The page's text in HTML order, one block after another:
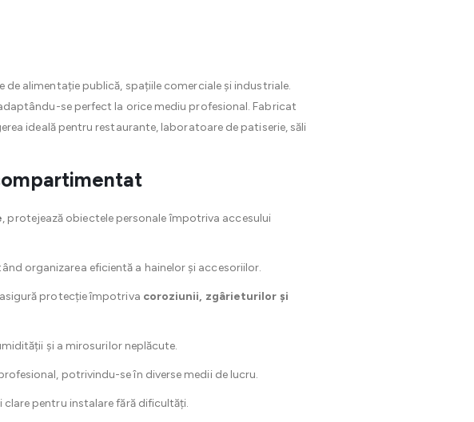
alimentație publică, spațiile comerciale și industriale.
se perfect la orice mediu profesional. Fabricat
ideală pentru restaurante, laboratoare de patiserie, săli
, protejează obiectele personale împotriva accesului
organizarea eficientă a hainelor și accesoriilor.
protecție împotriva coroziunii, zgârieturilor și
și a mirosurilor neplăcute.
potrivindu-se în diverse medii de lucru.
clare pentru instalare fără dificultăți.